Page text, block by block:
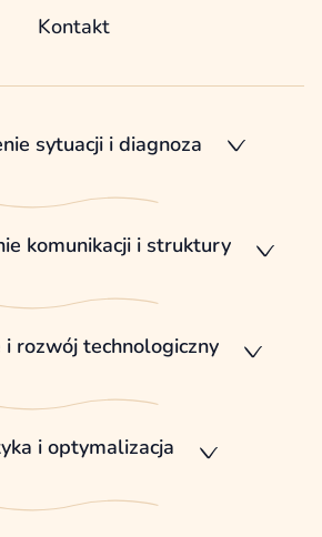
Kontakt
sytuacji i diagnoza
komunikacji i struktury
rozwój technologiczny
i optymalizacja